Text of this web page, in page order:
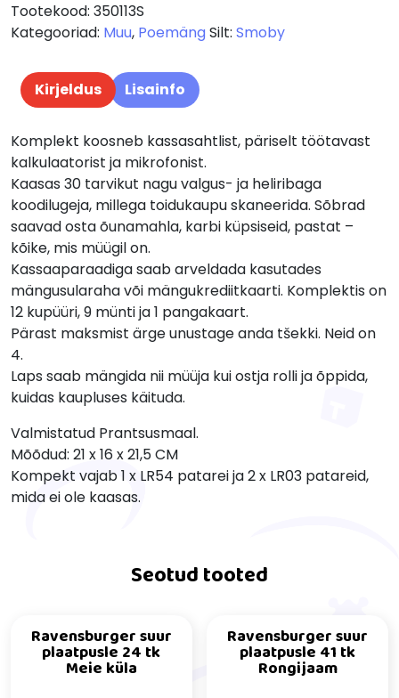
Tootekood: 350113S
Kategooriad: Muu, PoemängSilt: Smoby
Kirjeldus Lisainfo
Komplekt koosneb kassasahtlist, päriselt töötavast
kalkulaatorist ja mikrofonist.
Kaasas 30 tarvikut nagu valgus- ja heliribaga
koodilugeja, millega toidukaupu skaneerida. Sõbrad
saavad osta õunamahla, karbi küpsiseid, pastat –
kõike, mis müügil on.
Kassaaparaadiga saab arveldada kasutades
mängusularaha või mängukrediitkaarti. Komplektis on
12 kupüüri, 9 münti ja 1 pangakaart.
Pärast maksmist ärge unustage anda tšekki. Neid on
4.
Laps saab mängida nii müüja kui ostja rolli ja õppida,
kuidas kaupluses käituda.
Valmistatud Prantsusmaal.
Mõõdud: 21 x 16 x 21,5 CM
Kompekt vajab 1 x LR54 patarei ja 2 x LR03 patareid,
mida ei ole kaasas.
Seotud tooted
Ravensburger suur
plaatpusle 24 tk
Meie küla
Ravensburger suur
plaatpusle 41 tk
Rongijaam